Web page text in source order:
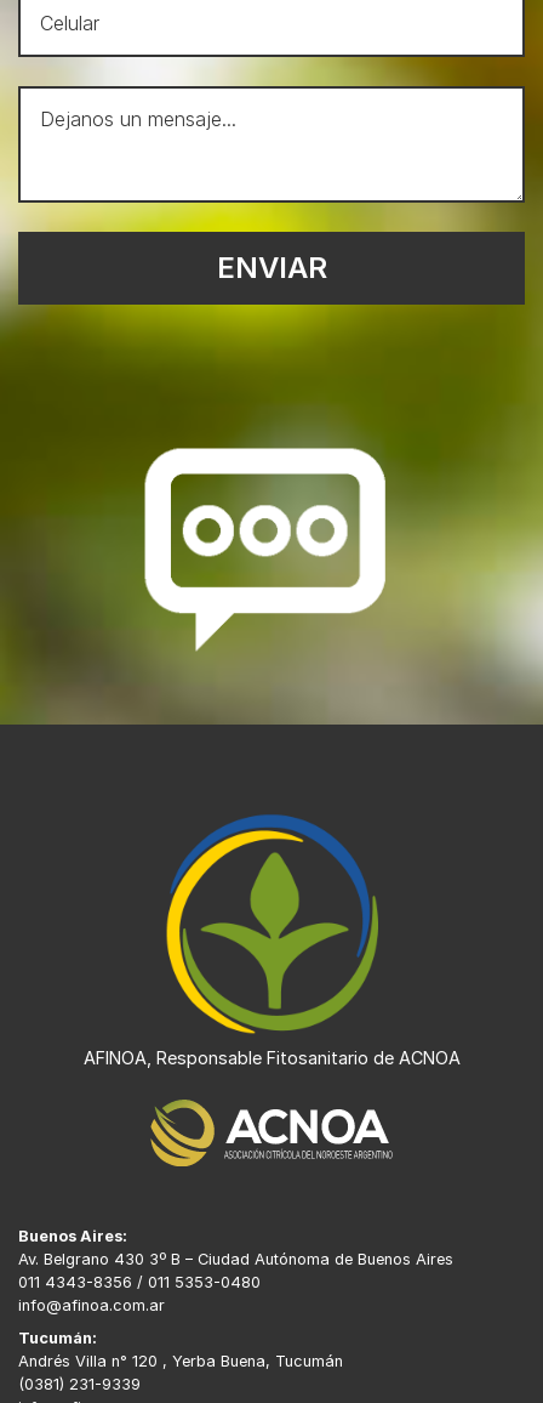
AFINOA, Responsable Fitosanitario de ACNOA
Buenos Aires:
Av. Belgrano 430 3º B – Ciudad Autónoma de Buenos Aires
011 4343-8356 / 011 5353-0480
info@afinoa.com.ar
Tucumán:
Andrés Villa n° 120 , Yerba Buena, Tucumán
(0381) 231-9339